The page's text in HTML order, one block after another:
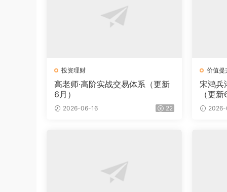
投资理财
高老师·高阶实战交易体系（更新
6月）
2026-06-16 22
价值提
宋鸿兵
（更